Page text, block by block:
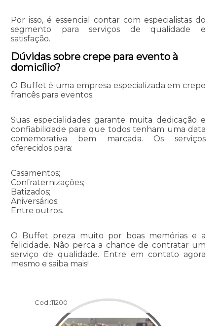
Por isso, é essencial contar com especialistas do
segmento para serviços de qualidade e
satisfação.
Dúvidas sobre crepe para evento à
domicílio?
O Buffet é uma empresa especializada em crepe
francês para eventos.
Suas especialidades garante muita dedicação e
confiabilidade para que todos tenham uma data
comemorativa bem marcada. Os serviços
oferecidos para:
Casamentos;
Confraternizações;
Batizados;
Aniversários;
Entre outros.
O Buffet preza muito por boas memórias e a
felicidade. Não perca a chance de contratar um
serviço de qualidade. Entre em contato agora
mesmo e saiba mais!
Cod.:11200